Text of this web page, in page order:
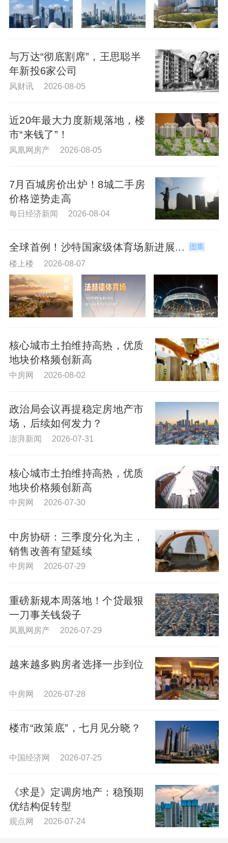
与万达“彻底割席”，王思聪半
年新投6家公司
风财讯 2026-08-05
近20年最大力度新规落地，楼
市“来钱了”！
凤凰网房产 2026-08-05
7月百城房价出炉！8城二手房
价格逆势走高
每日经济新闻 2026-08-04
全球首例！沙特国家级体育场新进展...
楼上楼 2026-08-07
核心城市土拍维持高热，优质
地块价格频创新高
中房网 2026-08-02
政治局会议再提稳定房地产市
场，后续如何发力？
澎湃新闻 2026-07-31
核心城市土拍维持高热，优质
地块价格频创新高
中房网 2026-07-30
中房协研：三季度分化为主，
销售改善有望延续
中房网 2026-07-29
重磅新规本周落地！个贷最狠
一刀事关钱袋子
凤凰网房产 2026-07-29
越来越多购房者选择一步到位
中房网 2026-07-28
楼市“政策底”，七月见分晓？
中国经济网 2026-07-25
《求是》定调房地产：稳预期
优结构促转型
观点网 2026-07-24